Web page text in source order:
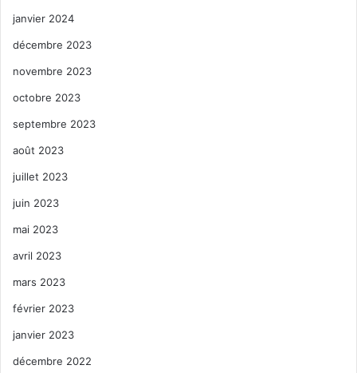
janvier 2024
décembre 2023
novembre 2023
octobre 2023
septembre 2023
août 2023
juillet 2023
juin 2023
mai 2023
avril 2023
mars 2023
février 2023
janvier 2023
décembre 2022